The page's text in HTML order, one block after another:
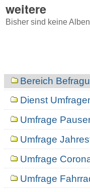
weitere
Bisher sind keine
NavigationBereich
Dienst
Umfrage
Umfrage
Umfrage
Umfrage